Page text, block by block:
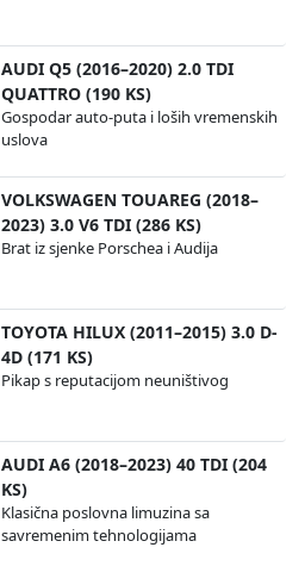
AUDI Q5 (2016–2020) 2.0 TDI
QUATTRO (190 KS)
Gospodar auto-puta i loših vremenskih
uslova
VOLKSWAGEN TOUAREG (2018–
2023) 3.0 V6 TDI (286 KS)
Brat iz sjenke Porschea i Audija
TOYOTA HILUX (2011–2015) 3.0 D-
4D (171 KS)
Pikap s reputacijom neuništivog
AUDI A6 (2018–2023) 40 TDI (204
KS)
Klasična poslovna limuzina sa
savremenim tehnologijama